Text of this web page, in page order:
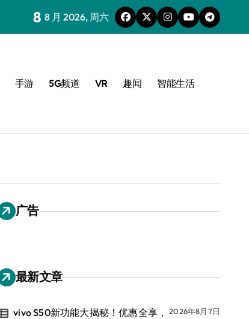
8 8 月 2026, 周六
手游 5G频道 VR 趣闻 智能生活
广告
最新文章
vivo S50新功能大揭秘！优惠全享，
2026年8月7日